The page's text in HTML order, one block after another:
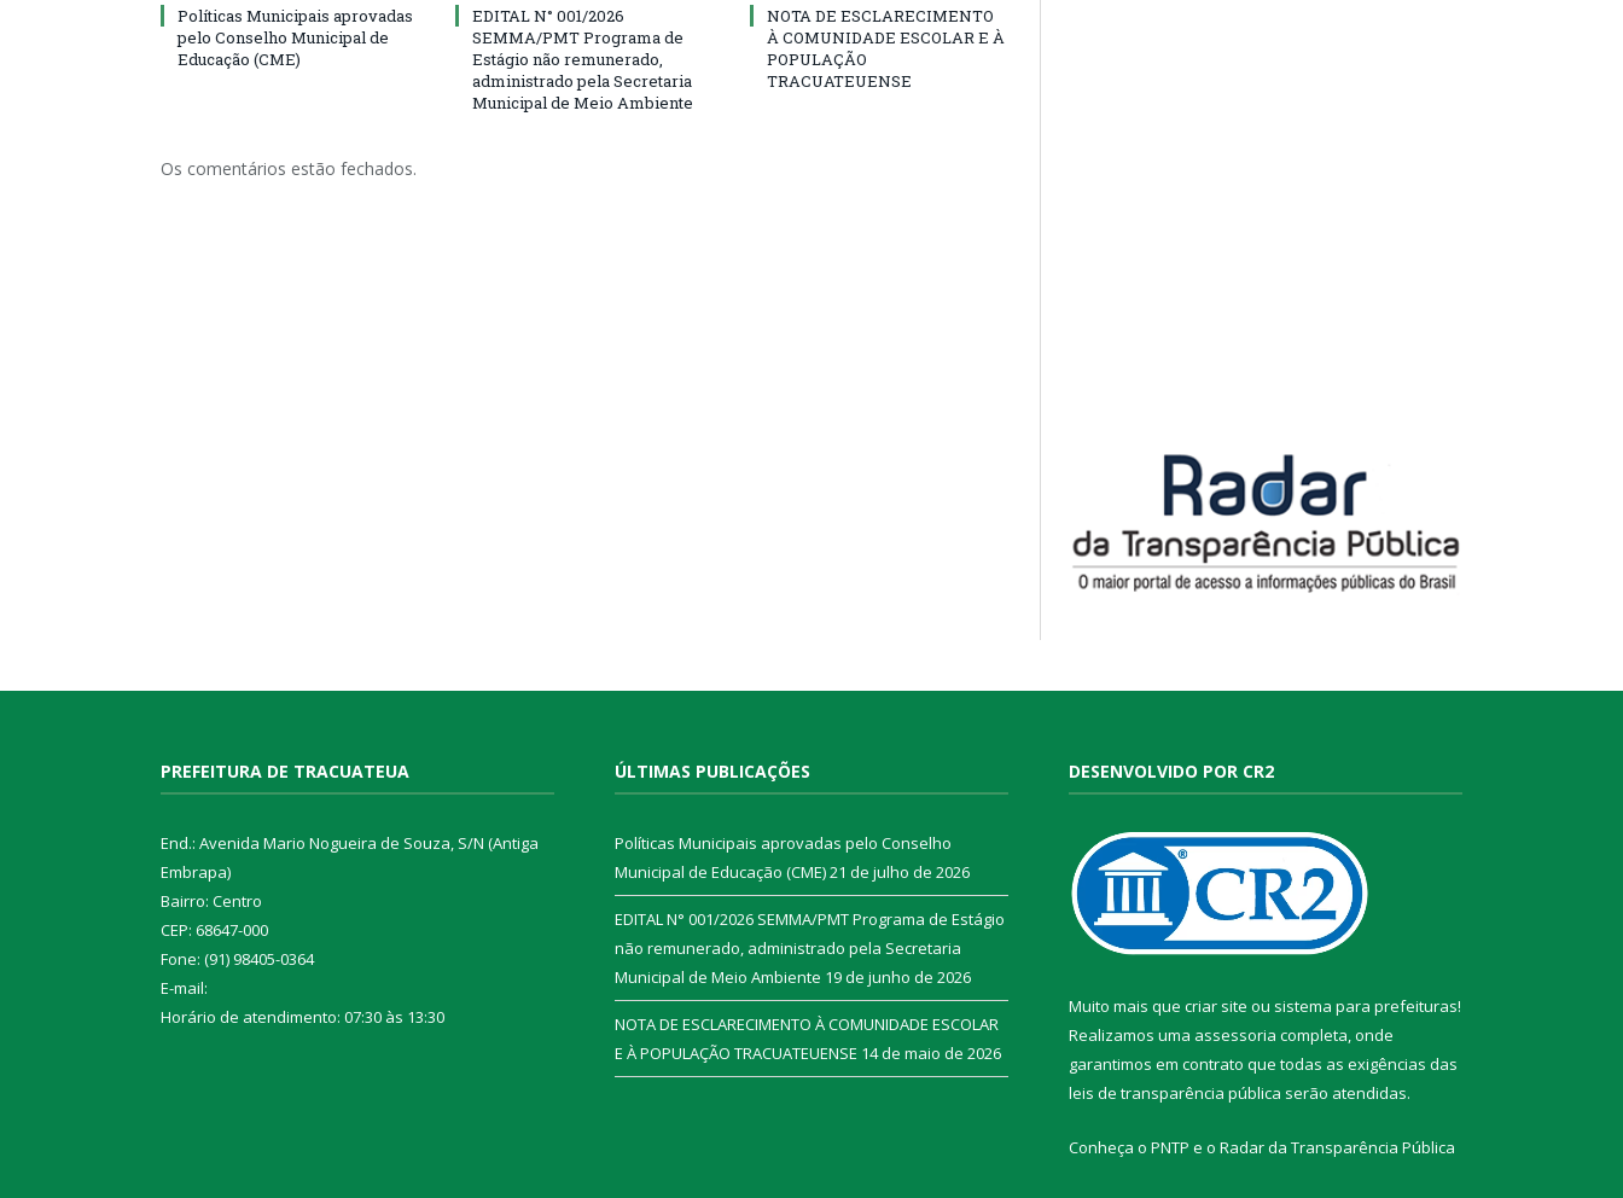
Políticas Municipais aprovadas
pelo Conselho Municipal de
Educação (CME)
EDITAL N° 001/2026
SEMMA/PMT Programa de
Estágio não remunerado,
administrado pela Secretaria
Municipal de Meio Ambiente
NOTA DE ESCLARECIMENTO
À COMUNIDADE ESCOLAR E À
POPULAÇÃO
TRACUATEUENSE
Os comentários estão fechados.
PREFEITURA DE TRACUATEUA
End.: Avenida Mario Nogueira de Souza, S/N (Antiga
Embrapa)
Bairro: Centro
CEP: 68647-000
Fone: (91) 98405-0364
E-mail:
Horário de atendimento: 07:30 às 13:30
ÚLTIMAS PUBLICAÇÕES
Políticas Municipais aprovadas pelo Conselho
Municipal de Educação (CME)21 de julho de 2026
EDITAL N° 001/2026 SEMMA/PMT Programa de Estágio
não remunerado, administrado pela Secretaria
Municipal de Meio Ambiente 19 de junho de 2026
NOTA DE ESCLARECIMENTO À COMUNIDADE ESCOLAR
E À POPULAÇÃO TRACUATEUENSE 14 de maio de 2026
DESENVOLVIDO POR CR2
Muito mais que criar site ou sistema para prefeituras!
Realizamos uma assessoria completa, onde
garantimos em contrato que todas as exigências das
leis de transparência pública serão atendidas.
Conheça o PNTP e o Radar da Transparência Pública